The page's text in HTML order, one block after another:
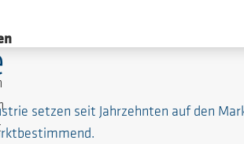
setzen seit Jahrzehnten auf den